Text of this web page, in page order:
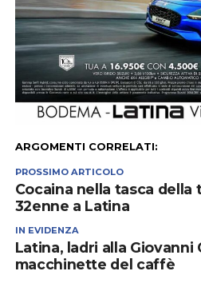
ARGOMENTI CORRELATI:
PROSSIMO ARTICOLO
Cocaina nella tasca
32enne a Latina
IN EVIDENZA
Latina, ladri alla Giovanni
macchinette del caffè